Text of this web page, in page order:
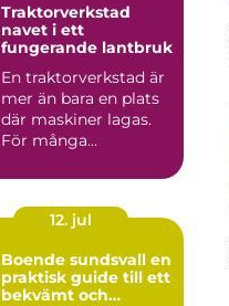
Traktorverkstad
navet i ett
fungerande lantbruk
En traktorverkstad är
mer än bara en plats
där maskiner lagas.
För många
hjärtat ...
12. jul
Boende sundsvall en
praktisk guide till ett
bekvämt och